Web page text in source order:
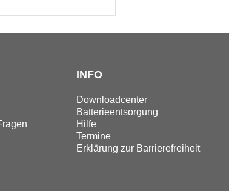
INFO
Downloadcenter
Batterieentsorgung
Hilfe
Termine
Erklärung zur Barrierefreiheit